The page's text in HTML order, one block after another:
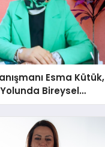
Esma Kütük,
Bireysel
ve Sınırların
Anlatıyor